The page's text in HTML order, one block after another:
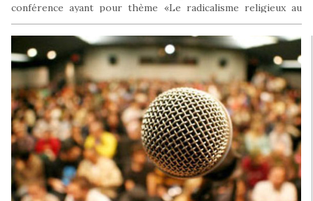
conférence ayant pour thème «Le radicalisme religieux au
Moyen Orient : Le…